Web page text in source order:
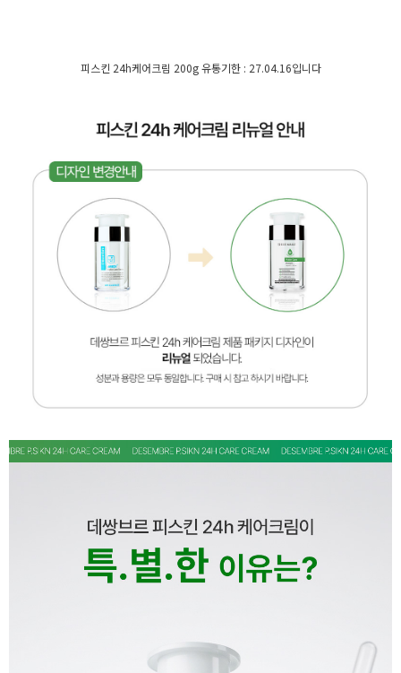
페이코 ID로 페
PAYCO 바로구매
피스킨 24h케어크림 200g 유통기한 : 27.04.16입니다